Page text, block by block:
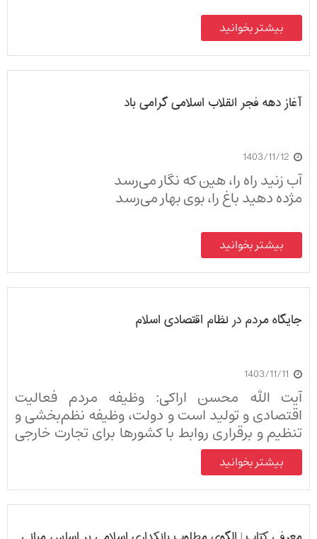
بیشتر بخوانید
آغاز دهه فجر انقلاب اسلامی گرامی‌ باد
1403/11/12
آب زنید راه را،‌ هین که نگار می‌رسد
مژده دهید باغ را، بوی بهار می‌رسد
بیشتر بخوانید
جایگاه مردم در نظام اقتصادی اسلام
1403/11/11
آیت الله محسن اراکی: وظیفه مردم فعالیت
اقتصادی و تولید است و دولت، وظیفه نظم‌بخشی و
تنظیم و برقراری روابط با کشورها برای تجارت خارجی
را عهده‌دار است.
بیشتر بخوانید